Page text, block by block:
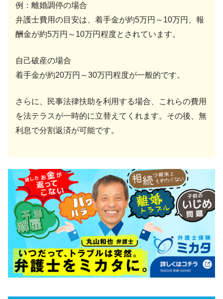
例：離婚調停の場合
弁護士費用の目安は、着手金が約5万円～10万円、報
酬金が約5万円～10万円程度とされています。
自己破産の場合
着手金が約20万円～30万円程度が一般的です。
さらに、民事法律扶助を利用する場合、これらの費用
を法テラスが一時的に立替えてくれます。その後、無
利息で分割返済が可能です。